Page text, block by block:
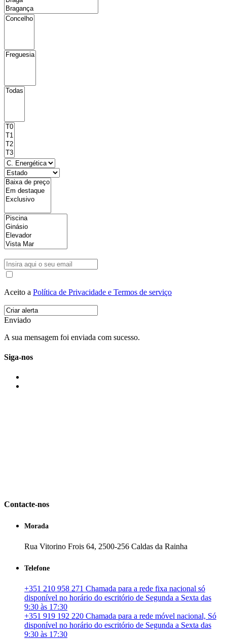
Aceito a Política de Privacidade e Termos de serviço
Enviado
A sua mensagem foi enviada com sucesso.
Siga-nos
Contacte-nos
Morada
Rua Vitorino Frois 64, 2500-256 Caldas da Rainha
Telefone
+351 210 958 271 Chamada para a rede fixa nacional só
disponível no horário do escritório de Segunda a Sexta das
9:30 às 17:30
+351 919 192 220 Chamada para a rede móvel nacional, Só
disponível no horário do escritório de Segunda a Sexta das
9:30 às 17:30